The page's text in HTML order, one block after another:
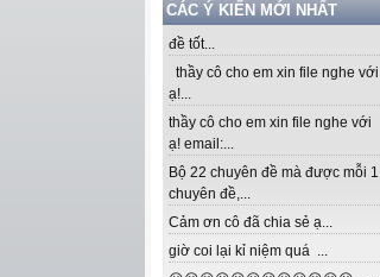
CÁC Ý KIẾN MỚI NHẤT
đề tốt...
thầy cô cho em xin file nghe với
ạ!...
thầy cô cho em xin file nghe với
ạ! email:...
Bộ 22 chuyên đề mà được mỗi 1
chuyên đề,...
Cảm ơn cô đã chia sẻ ạ...
giờ coi lại kỉ niệm quá ...